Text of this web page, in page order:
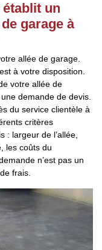
établit un
garage à
allée de garage.
à votre disposition.
votre allée de
demande de devis.
du service clientèle à
critères
: largeur de l’allée,
les coûts du
n’est pas un
frais.